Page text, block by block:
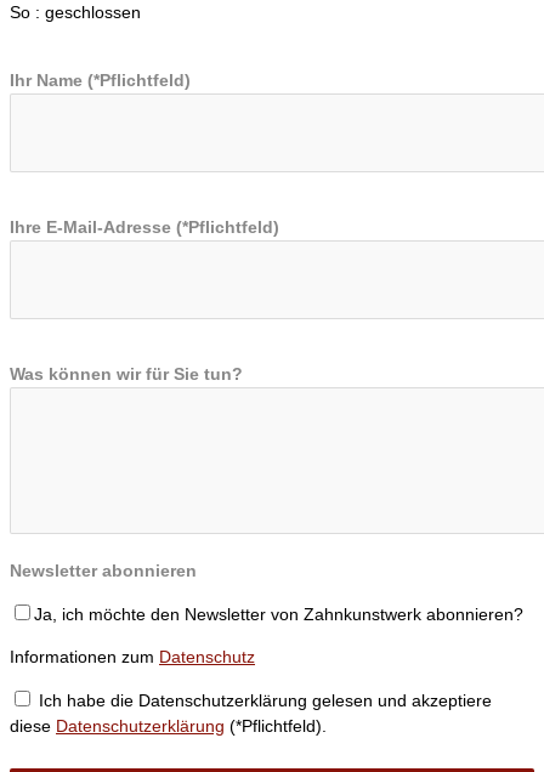
So : geschlossen
Ihr Name (*Pflichtfeld)
Ihre E-Mail-Adresse (*Pflichtfeld)
Was können wir für Sie tun?
Newsletter abonnieren
Ja, ich möchte den Newsletter von Zahnkunstwerk abonnieren?
Informationen zum Datenschutz
Ich habe die Datenschutzerklärung gelesen und akzeptiere
diese Datenschutzerklärung (*Pflichtfeld).